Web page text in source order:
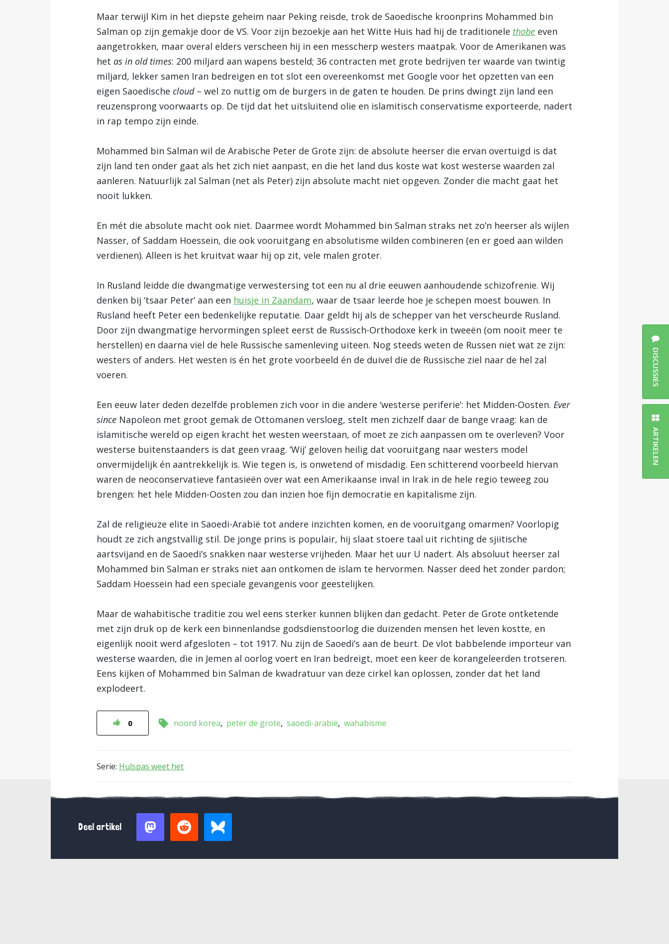
Maar terwijl Kim in het diepste geheim naar Peking reisde, trok de Saoedische kroonprins Mohammed bin
Salman op zijn gemakje door de VS. Voor zijn bezoekje aan het Witte Huis had hij de traditionele thobe even
aangetrokken, maar overal elders verscheen hij in een messcherp westers maatpak. Voor de Amerikanen was
het as in old times: 200 miljard aan wapens besteld; 36 contracten met grote bedrijven ter waarde van twintig
miljard, lekker samen Iran bedreigen en tot slot een overeenkomst met Google voor het opzetten van een
eigen Saoedische cloud– wel zo nuttig om de burgers in de gaten te houden. De prins dwingt zijn land een
reuzensprong voorwaarts op. De tijd dat het uitsluitend olie en islamitisch conservatisme exporteerde, nadert
in rap tempo zijn einde.
Mohammed bin Salman wil de Arabische Peter de Grote zijn: de absolute heerser die ervan overtuigd is dat
zijn land ten onder gaat als het zich niet aanpast, en die het land dus koste wat kost westerse waarden zal
aanleren. Natuurlijk zal Salman (net als Peter) zijn absolute macht niet opgeven. Zonder die macht gaat het
nooit lukken.
En mét die absolute macht ook niet. Daarmee wordt Mohammed bin Salman straks net zo’n heerser als wijlen
Nasser, of Saddam Hoessein, die ook vooruitgang en absolutisme wilden combineren (en er goed aan wilden
verdienen). Alleen is het kruitvat waar hij op zit, vele malen groter.
In Rusland leidde die dwangmatige verwestersing tot een nu al drie eeuwen aanhoudende schizofrenie. Wij
denken bij ‘tsaar Peter’ aan een huisje in Zaandam, waar de tsaar leerde hoe je schepen moest bouwen. In
Rusland heeft Peter een bedenkelijke reputatie. Daar geldt hij als de schepper van het verscheurde Rusland.
Door zijn dwangmatige hervormingen spleet eerst de Russisch-Orthodoxe kerk in tweeën (om nooit meer te
herstellen) en daarna viel de hele Russische samenleving uiteen. Nog steeds weten de Russen niet wat ze zijn:
westers of anders. Het westen is én het grote voorbeeld én de duivel die de Russische ziel naar de hel zal
voeren.
Een eeuw later deden dezelfde problemen zich voor in die andere ‘westerse periferie’: het Midden-Oosten. Ever
since Napoleon met groot gemak de Ottomanen versloeg, stelt men zichzelf daar de bange vraag: kan de
islamitische wereld op eigen kracht het westen weerstaan, of moet ze zich aanpassen om te overleven? Voor
westerse buitenstaanders is dat geen vraag. ‘Wij’ geloven heilig dat vooruitgang naar westers model
onvermijdelijk én aantrekkelijk is. Wie tegen is, is onwetend of misdadig. Een schitterend voorbeeld hiervan
waren de neoconservatieve fantasieën over wat een Amerikaanse inval in Irak in de hele regio teweeg zou
brengen: het hele Midden-Oosten zou dan inzien hoe fijn democratie en kapitalisme zijn.
Zal de religieuze elite in Saoedi-Arabië tot andere inzichten komen, en de vooruitgang omarmen? Voorlopig
houdt ze zich angstvallig stil. De jonge prins is populair, hij slaat stoere taal uit richting de sjiitische
aartsvijand en de Saoedi’s snakken naar westerse vrijheden. Maar het uur U nadert. Als absoluut heerser zal
Mohammed bin Salman er straks niet aan ontkomen de islam te hervormen. Nasser deed het zonder pardon;
Saddam Hoessein had een speciale gevangenis voor geestelijken.
Maar de wahabitische traditie zou wel eens sterker kunnen blijken dan gedacht. Peter de Grote ontketende
met zijn druk op de kerk een binnenlandse godsdienstoorlog die duizenden mensen het leven kostte, en
eigenlijk nooit werd afgesloten – tot 1917. Nu zijn de Saoedi’s aan de beurt. De vlot babbelende importeur van
westerse waarden, die in Jemen al oorlog voert en Iran bedreigt, moet een keer de korangeleerden trotseren.
Eens kijken of Mohammed bin Salman de kwadratuur van deze cirkel kan oplossen, zonder dat het land
explodeert.
0 noord korea peter de grote saoedi-arabië wahabisme
Serie: Hulspas weet het
Deel artikel
DISCUSSIES
ARTIKELEN